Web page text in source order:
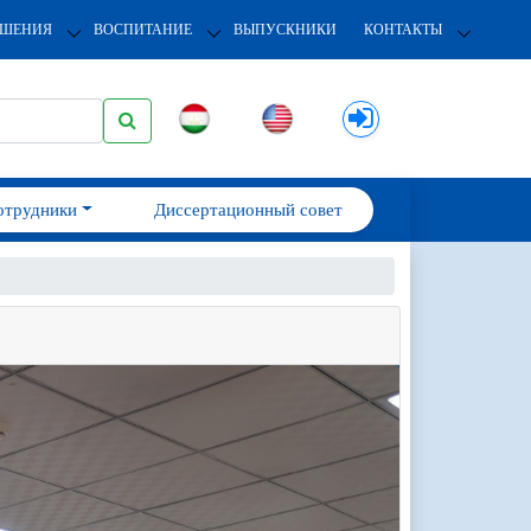
ВОСПИТАНИЕ ВЫПУСКНИКИ КОНТАКТЫ
Диссертационный совет